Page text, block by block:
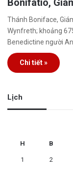
Bônifatiô,
Thánh Boniface,
Wynfreth; khoảng
Benedictine người
Chi tiết »
Lịch
H B
1 2